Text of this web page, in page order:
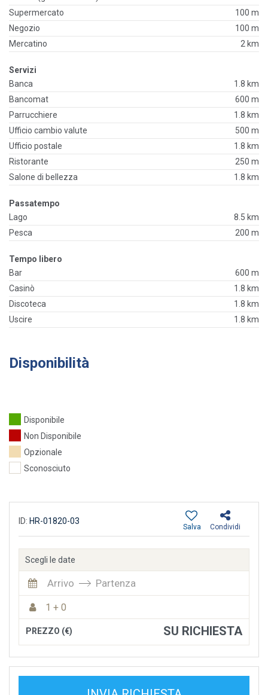
Supermercato
100 m
Negozio
100 m
Mercatino
2 km
Servizi
Banca
1.8 km
Bancomat
600 m
Parrucchiere
1.8 km
Ufficio cambio valute
500 m
Ufficio postale
1.8 km
Ristorante
250 m
Salone di bellezza
1.8 km
Passatempo
Lago
8.5 km
Pesca
200 m
Tempo libero
Bar
600 m
Casinò
1.8 km
Discoteca
1.8 km
Uscire
1.8 km
Disponibilità
Disponibile
Non Disponibile
Opzionale
Sconosciuto
ID: HR-01820-03
Condividi
Salva
Scegli le date
Arrivo Partenza
1 + 0
PREZZO (€) SU RICHIESTA